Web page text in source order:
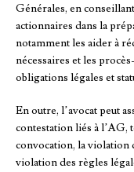
Générales, en
actionnaires dans la
notamment les aider à
nécessaires et les
obligations légales et
En outre, l’avocat peut
contestation liés à l’AG,
convocation, la violation
violation des règles